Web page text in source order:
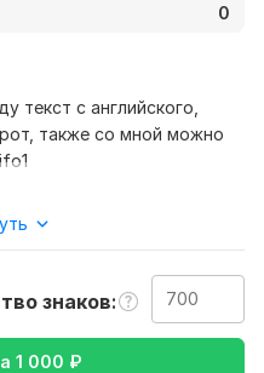
0
текст с английского,
также со мной можно
в формате документ, а
знаков
1 000 ₽